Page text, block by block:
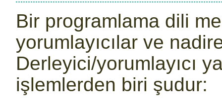
Bir programlama dili
yorumlayıcılar ve
Derleyici/yorumlayıcı
işlemlerden biri şudur: